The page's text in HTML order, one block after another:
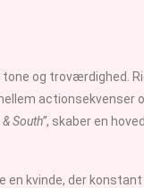
og troværdighed.
actionsekvenser
South”, skaber en
kvinde, der